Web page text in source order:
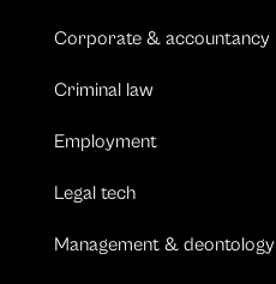
Corporate & accountancy
Criminal law
Employment
Legal tech
Management & deontology